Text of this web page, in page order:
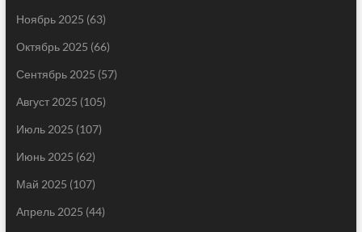
Ноябрь 2025 (63)
Октябрь 2025 (66)
Сентябрь 2025 (57)
Август 2025 (105)
Июль 2025 (107)
Июнь 2025 (62)
Май 2025 (107)
Апрель 2025 (44)